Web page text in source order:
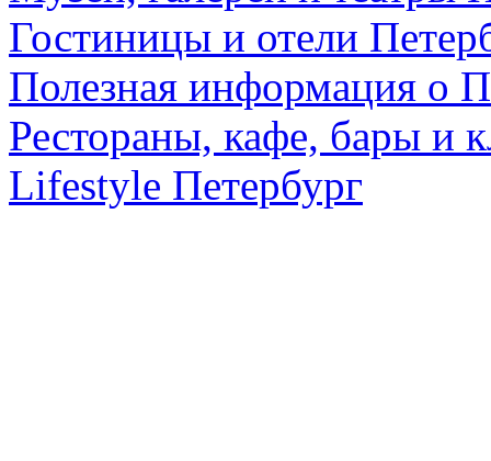
Гостиницы и отели
Полезная информация о
Рестораны, кафе, бары и
Lifestyle Петербург